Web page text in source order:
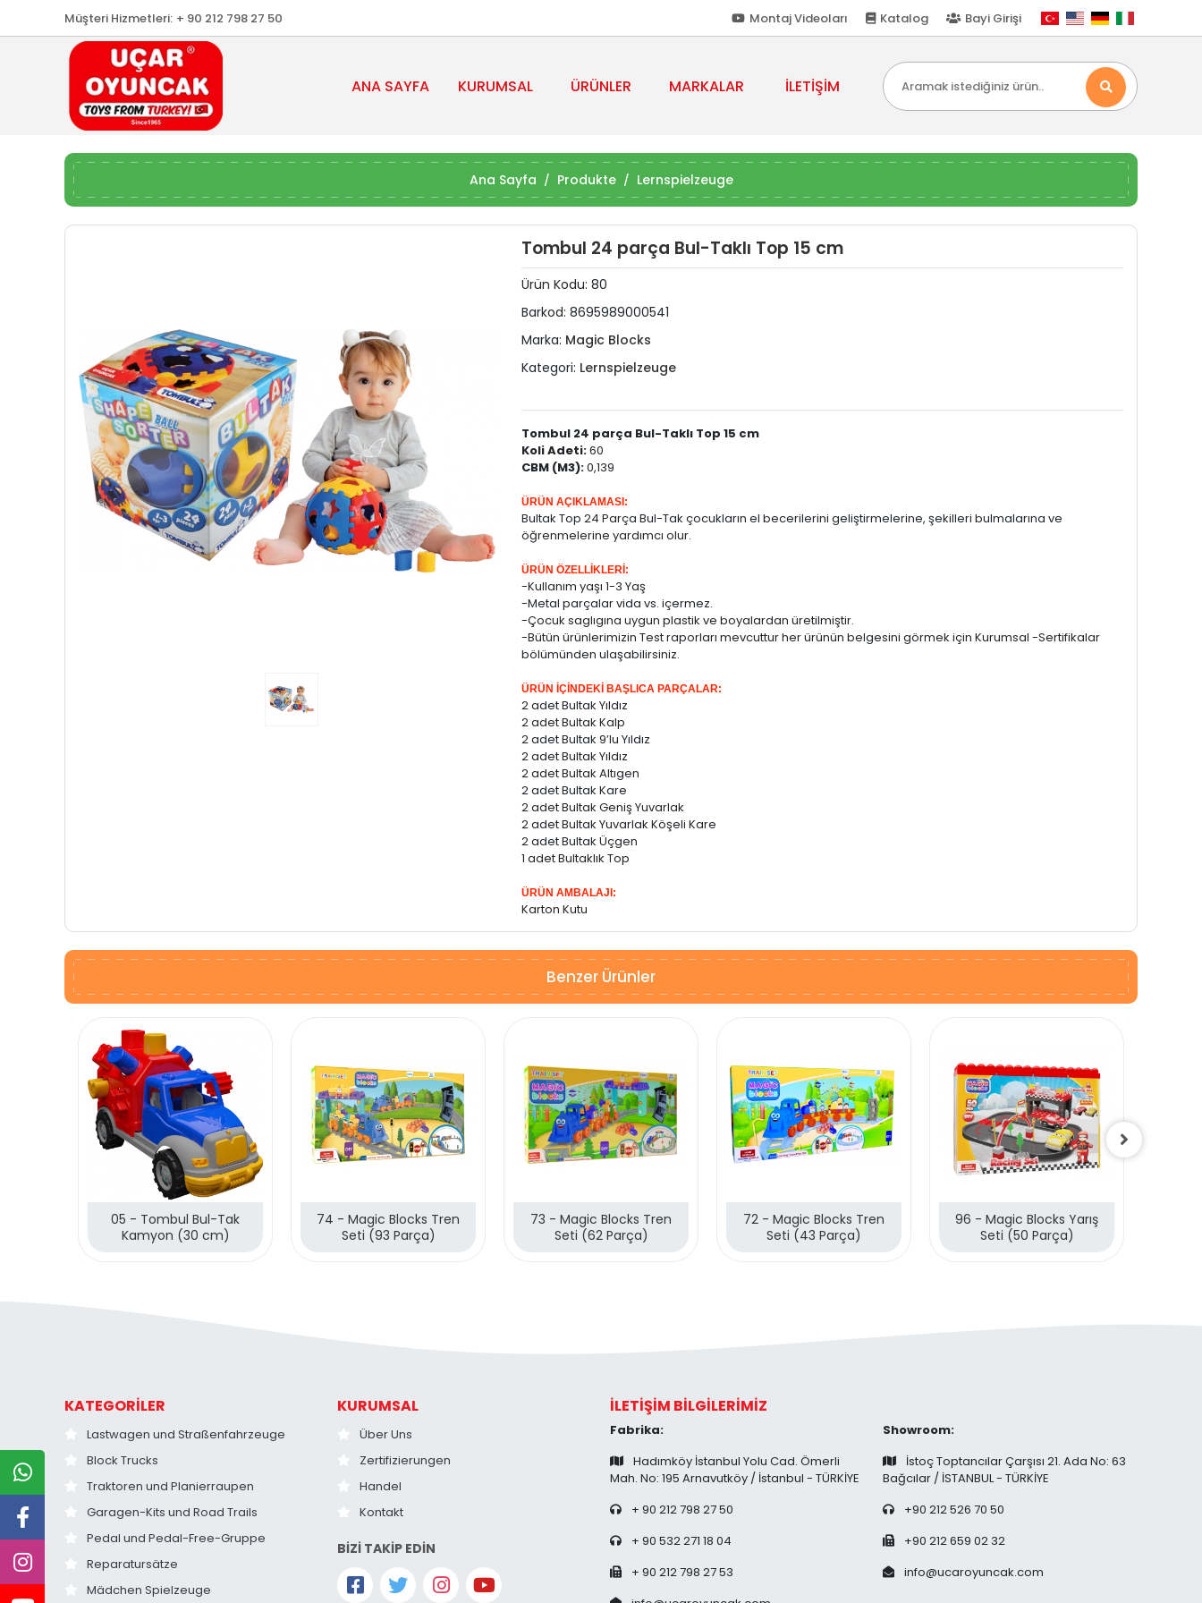
Müşteri Hizmetleri: + 90 212 798 27 50 Montaj Videoları Katalog Bayi Girişi
ANA SAYFA KURUMSAL ÜRÜNLER MARKALAR İLETİŞİM
Ana Sayfa Produkte Lernspielzeuge
Tombul 24 parça Bul-Taklı Top 15 cm
Ürün Kodu: 80
Barkod: 8695989000541
Marka: Magic Blocks
Kategori: Lernspielzeuge
Tombul 24 parça Bul-Taklı Top 15 cm
Koli Adeti:60
CBM (M3):0,139
ÜRÜN AÇIKLAMASI:
Bultak Top 24 Parça Bul-Tak çocukların el becerilerini geliştirmelerine, şekilleri bulmalarına ve
öğrenmelerine yardımcı olur.
ÜRÜN ÖZELLİKLERİ:
-Kullanım yaşı 1-3 Yaş
-Metal parçalar vida vs. içermez.
-Çocuk saglıgına uygun plastik ve boyalardan üretilmiştir.
-Bütün ürünlerimizin Test raporları mevcuttur her ürünün belgesini görmek için Kurumsal -Sertifikalar
bölümünden ulaşabilirsiniz.
ÜRÜN İÇİNDEKİ BAŞLICA PARÇALAR:
2 adet Bultak Yıldız
2 adet Bultak Kalp
2 adet Bultak 9’lu Yıldız
2 adet Bultak Yıldız
2 adet Bultak Altıgen
2 adet Bultak Kare
2 adet Bultak Geniş Yuvarlak
2 adet Bultak Yuvarlak Köşeli Kare
2 adet Bultak Üçgen
1 adet Bultaklık Top
ÜRÜN AMBALAJI:
Karton Kutu
Benzer Ürünler
05 - Tombul Bul-Tak
Kamyon (30 cm)
74 - Magic Blocks Tren
Seti (93 Parça)
73 - Magic Blocks Tren
Seti (62 Parça)
72 - Magic Blocks Tren
Seti (43 Parça)
96 - Magic Blocks Yarış
Seti (50 Parça)
KATEGORİLER
Lastwagen und Straßenfahrzeuge
Block Trucks
Traktoren und Planierraupen
Garagen-Kits und Road Trails
Pedal und Pedal-Free-Gruppe
Reparatursätze
Mädchen Spielzeuge
KURUMSAL
Über Uns
Zertifizierungen
Handel
Kontakt
BİZİ TAKİP EDİN
İLETİŞİM BİLGİLERİMİZ
Fabrika:
Hadımköy İstanbul Yolu Cad. Ömerli
Mah. No: 195 Arnavutköy / İstanbul - TÜRKİYE
+ 90 212 798 27 50
+ 90 532 271 18 04
+ 90 212 798 27 53
Showroom:
İstoç Toptancılar Çarşısı 21. Ada No: 63
Bağcılar / İSTANBUL - TÜRKİYE
+90 212 526 70 50
+90 212 659 02 32
info@ucaroyuncak.com